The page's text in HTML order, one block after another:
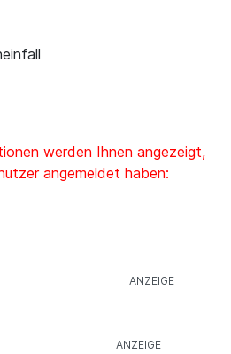
werden Ihnen angezeigt,
angemeldet haben: